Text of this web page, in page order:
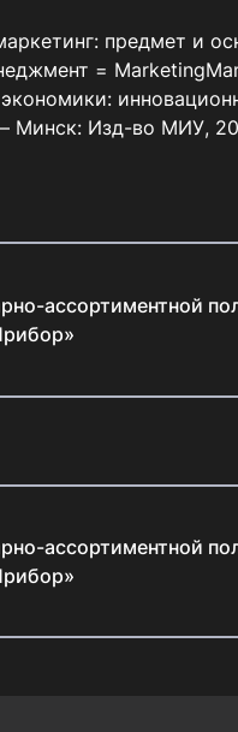
Минск: Изд-во МИУ,
ассортиментной
ассортиментной